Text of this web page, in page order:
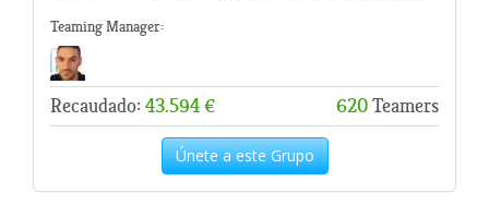
Teaming Manager:
Recaudado: 43.594 € 620Teamers
Únete a este Grupo